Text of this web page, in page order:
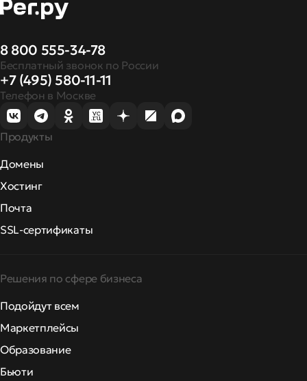
8 800 555-34-78
Бесплатный звонок по России
+7 (495) 580-11-11
Телефон в Москве
Продукты
Домены
Хостинг
Почта
SSL-сертификаты
Решения по сфере бизнеса
Подойдут всем
Маркетплейсы
Образование
Бьюти